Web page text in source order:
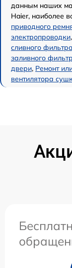
данным наших
Haier, наиболее
приводного
электропроводки,
сливного фильтра
заливного
двери, Ремонт
вентилятора